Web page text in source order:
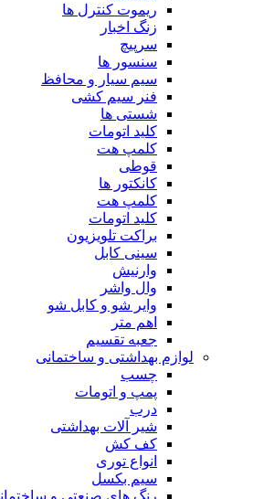
ریموت کنترل ها
زنگ اخبار
سرپیچ
سنسور ها
سیم سیار و محافظ
فنر سیم کشی
شستی ها
کلید اتومات
کلمپ هت
قوطی
کانکتور ها
کلمپ هت
کلید اتومات
براکت تلویزیون
سینی کابل
وارنیش
وال واشر
وایر شو و کابل شو
اهم متر
جعبه تقسیم
لوازم بهداشتی و ساختمانی
چسب
پمپ و اتومات
درب
شیر آلات بهداشتی
کف کش
انواع توری
سیم بکسل